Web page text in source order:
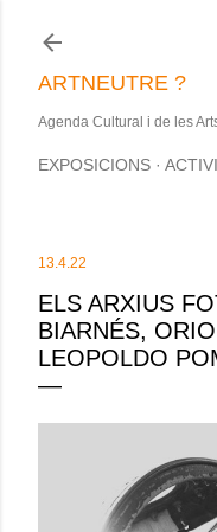
ARTNEUTRE ?
Agenda Cultural i de les
EXPOSICIONS
13.4.22
ELS ARXIUS
BIARNÉS,
LEOPOLDO